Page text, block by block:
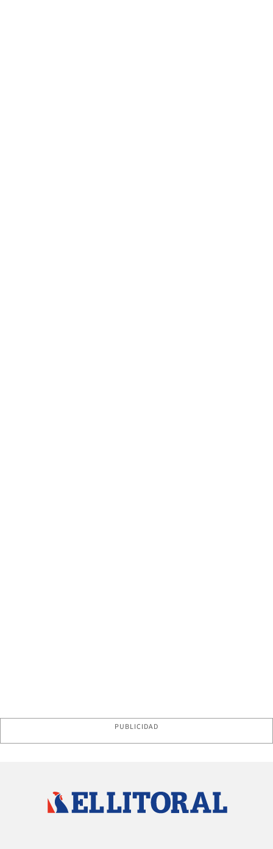
PUBLICIDAD